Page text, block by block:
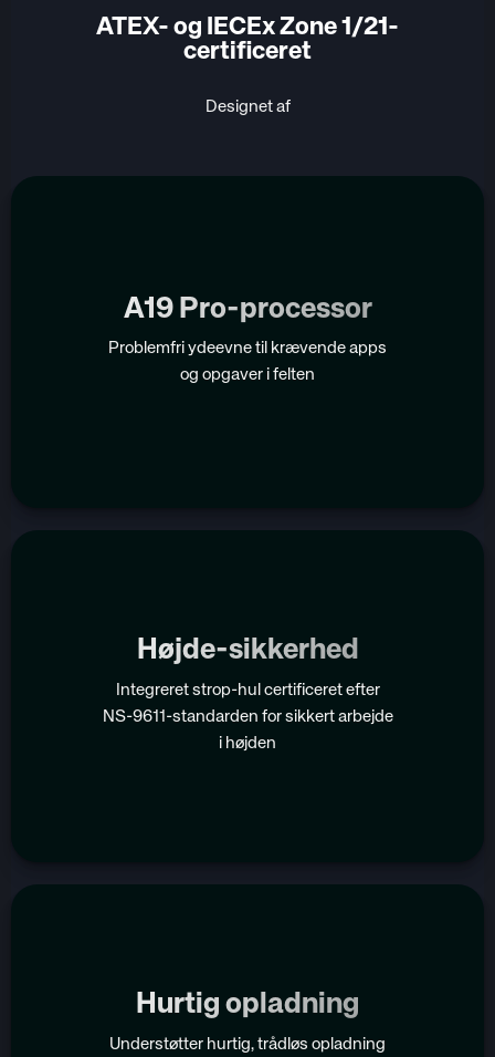
ATEX- og IECEx Zone 1/21-
certificeret
Designet af
A19 Pro-processor
Problemfri ydeevne til krævende apps
og opgaver i felten
Højde-sikkerhed
Integreret strop-hul certificeret efter
NS-9611-standarden for sikkert arbejde
i højden
Hurtig opladning
Understøtter hurtig, trådløs opladning